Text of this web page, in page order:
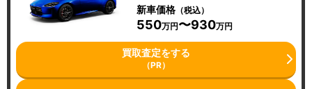
新車価格（税込）
550万円〜930万円
買取査定をする
（PR）